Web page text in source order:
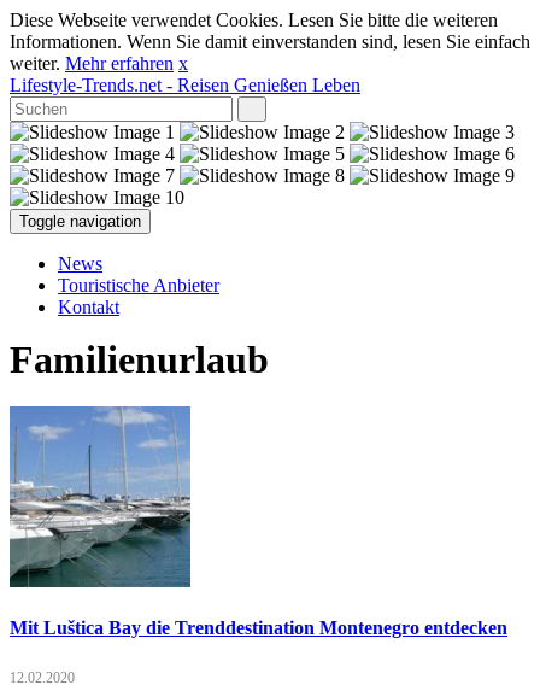
Diese Webseite verwendet Cookies. Lesen Sie bitte die weiteren
Informationen. Wenn Sie damit einverstanden sind, lesen Sie einfach
weiter. Mehr erfahren x
Lifestyle-Trends.net - Reisen Genießen Leben
Toggle navigation
News
Touristische Anbieter
Kontakt
Familienurlaub
Mit Luštica Bay die Trenddestination Montenegro entdecken
12.02.2020